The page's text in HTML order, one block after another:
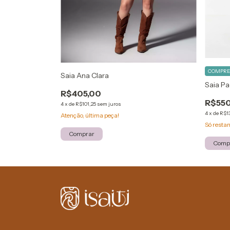
Saia Ana Clara
R$405,00
4x de R$101,25 sem juros
Atenção, última peça!
Comprar
Saia
4x de
Só